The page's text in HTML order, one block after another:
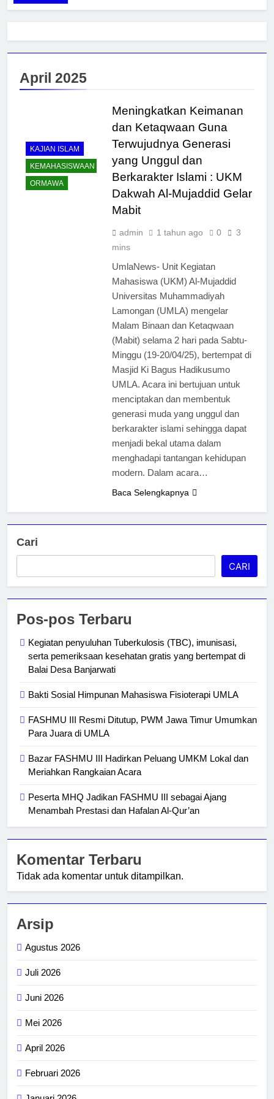
April 2025
KAJIAN ISLAM
KEMAHASISWAAN
ORMAWA
Meningkatkan Keimanan
dan Ketaqwaan Guna
Terwujudnya Generasi
yang Unggul dan
Berkarakter Islami : UKM
Dakwah Al-Mujaddid Gelar
Mabit
admin 1 tahun ago 0
3
mins
UmlaNews- Unit Kegiatan
Mahasiswa (UKM) Al-Mujaddid
Universitas Muhammadiyah
Lamongan (UMLA) mengelar
Malam Binaan dan Ketaqwaan
(Mabit) selama 2 hari pada Sabtu-
Minggu (19-20/04/25), bertempat di
Masjid Ki Bagus Hadikusumo
UMLA. Acara ini bertujuan untuk
menciptakan dan membentuk
generasi muda yang unggul dan
berkarakter islami sehingga dapat
menjadi bekal utama dalam
menghadapi tantangan kehidupan
modern. Dalam acara…
Baca Selengkapnya
Cari
CARI
Pos-pos Terbaru
Kegiatan penyuluhan Tuberkulosis (TBC), imunisasi,
serta pemeriksaan kesehatan gratis yang bertempat di
Balai Desa Banjarwati
Bakti Sosial Himpunan Mahasiswa Fisioterapi UMLA
FASHMU III Resmi Ditutup, PWM Jawa Timur Umumkan
Para Juara di UMLA
Bazar FASHMU III Hadirkan Peluang UMKM Lokal dan
Meriahkan Rangkaian Acara
Peserta MHQ Jadikan FASHMU III sebagai Ajang
Menambah Prestasi dan Hafalan Al-Qur’an
Komentar Terbaru
Tidak ada komentar untuk ditampilkan.
Arsip
Agustus 2026
Juli 2026
Juni 2026
Mei 2026
April 2026
Februari 2026